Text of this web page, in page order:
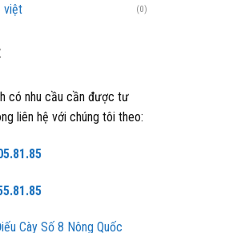
việt (0)
có nhu cầu cần được tư
liên hệ với chúng tôi theo:
Cày Số 8 Nông Quốc